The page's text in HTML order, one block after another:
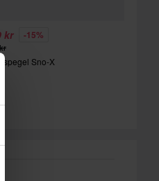
kr -15%
Sno-X